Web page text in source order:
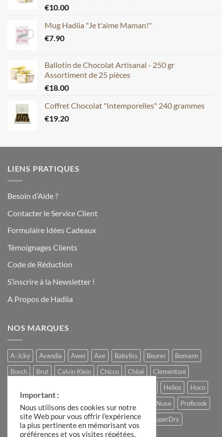
€10.00
Mug Hadiia "Je t'aime Maman!"
€7.90
Ballotin de Chocolat Artisanal - 250 gr
Assortiment de 25 pièces
€18.00
Coffret Chocolat "Intemporelles" 240 grammes
€19.20
LIENS PRATIQUES
Besoin d’Aide ?
Contacter le Service Client
Formulaire Idées Cadeaux
Témoignages Clients
Code de Réduction
S’inscrire à la Newsletter !
A Propos de Hadiia
NOS MARQUES
A-Jcky Avandia Awei Axe Babyliss Beurer
Bomann
Bosch
Brut Calvin Klein Chicco Chloé
Clementoni
Helios
Hoco
Hugo Boss
Lacoste Louis Varel Moulinex Nuxe
Proficook
Remington
Roberto Cavalli Slike Storck
SuperDry
The Candle Factory
Ulric de Varens
Important :
Nous utilisons des cookies sur notre
site Web pour vous offrir l'expérience
la plus pertinente en mémorisant vos
préférences et vos visites répétées.